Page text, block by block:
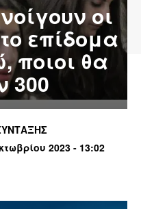
οι
επίδομα
ποιοι θα
300
2023 - 13:02